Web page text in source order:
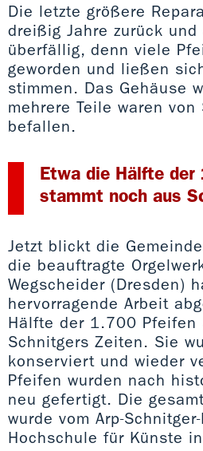
Die letzte größere
dreißig Jahre zurück
überfällig, denn viele
geworden und ließen
stimmen. Das Gehäuse
mehrere Teile waren von
befallen.
Etwa die Hälfte
stammt noch aus
Jetzt blickt die
die beauftragte
Wegscheider (Dresden)
hervorragende Arbeit
Hälfte der 1.700 Pfeifen
Schnitgers Zeiten. Sie
konserviert und wieder
Pfeifen wurden nach
neu gefertigt. Die
wurde vom Arp-
Hochschule für Künste